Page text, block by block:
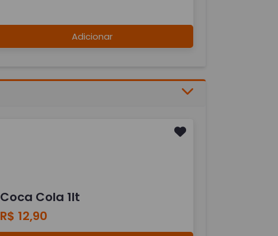
Adicionar
Coca Cola 1lt
R$ 12,90